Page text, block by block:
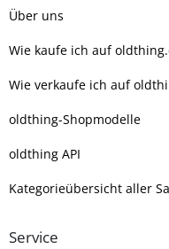
Über uns
Wie kaufe ich auf
Wie verkaufe ich auf
oldthing-Shopmodelle
oldthing API
Kategorieübersicht aller
Service